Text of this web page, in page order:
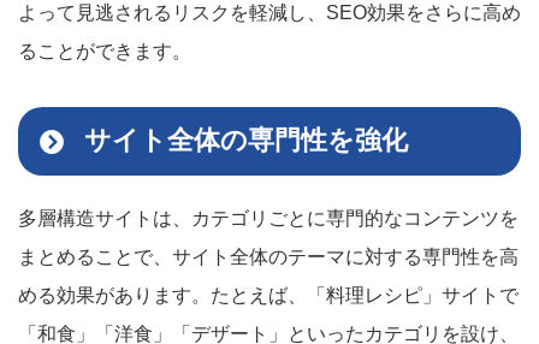
よって見逃されるリスクを軽減し、SEO効果をさらに高め
ることができます。
サイト全体の専門性を強化
多層構造サイトは、カテゴリごとに専門的なコンテンツを
まとめることで、サイト全体のテーマに対する専門性を高
める効果があります。たとえば、「料理レシピ」サイトで
「和食」「洋食」「デザート」といったカテゴリを設け、